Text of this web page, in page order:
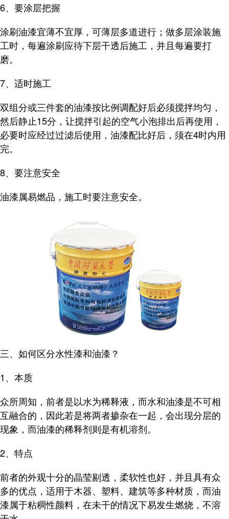
6、要涂层把握
涂刷油漆宜薄不宜厚，可薄层多道进行；做多层涂装施
工时，每遍涂刷应待下层干透后施工，并且每遍要打
磨。
7、适时施工
双组分或三件套的油漆按比例调配好后必须搅拌均匀，
然后静止15分，让搅拌引起的空气小泡排出后再使用，
必要时应经过过滤后使用，油漆配比好后，须在4时内用
完。
8、要注意安全
油漆属易燃品，施工时要注意安全。
三、如何区分水性漆和油漆？
1、本质
众所周知，前者是以水为稀释液，而水和油漆是不可相
互融合的，因此若是将两者掺杂在一起，会出现分层的
现象，而油漆的稀释剂则是有机溶剂。
2、特点
前者的外观十分的晶莹剔透，柔软性也好，并且具有众
多的优点，适用于木器、塑料、建筑等多种材质，而油
漆属于粘稠性颜料，在未干的情况下易发生燃烧，不溶